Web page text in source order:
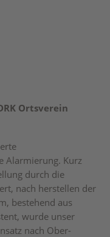
Ortsverein
Alarmierung. Kurz
durch die
nach herstellen der
bestehend aus
wurde unser
nach Ober-